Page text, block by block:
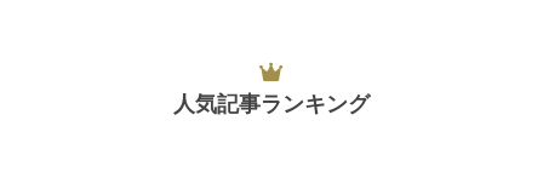
人気記事ランキング